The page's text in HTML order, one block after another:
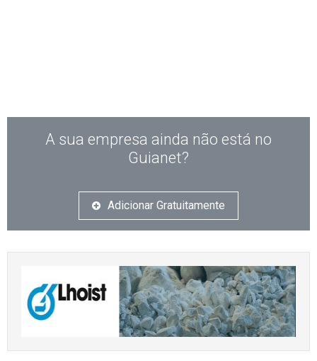
A sua empresa ainda não está no
Guianet?
Adicionar Gratuitamente